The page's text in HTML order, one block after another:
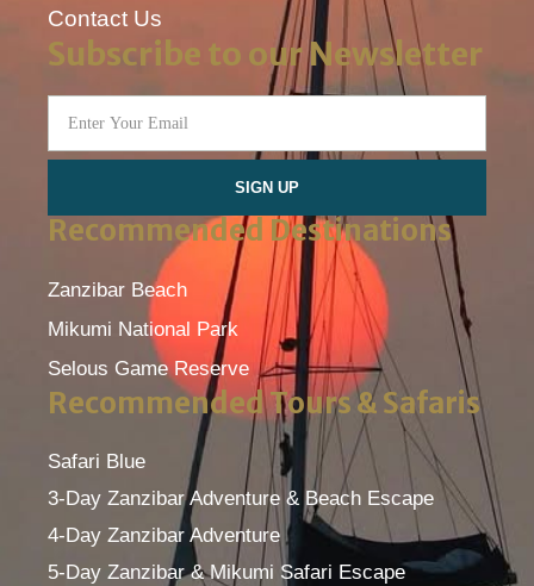
Contact Us
Subscribe to our Newsletter
SIGN UP
Recommended Destinations
Zanzibar Beach
Mikumi National Park
Selous Game Reserve
Recommended Tours & Safaris
Safari Blue
3-Day Zanzibar Adventure & Beach Escape
4-Day Zanzibar Adventure
5-Day Zanzibar & Mikumi Safari Escape